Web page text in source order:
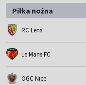
Piłka nożna
RC Lens
Le Mans FC
OGC Nice